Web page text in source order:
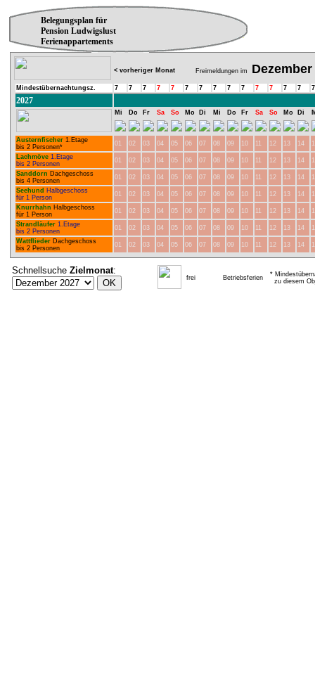
Belegungsplan für
Pension Ludwigslust
Ferienappartements
< vorheriger Monat Freimeldungen im Dezember
Mindestübernachtungsz. 7 7 7 7 7 7 7 7 7 7 7 7 7 7 7
2027
Mi Do Fr Sa So Mo Di Mi Do Fr Sa So Mo Di
Austernfischer 1.Etage
bis 2 Personen*
01 02 03 04 05 06 07 08 09 10 11 12 13 14
Lachmöve 1.Etage
bis 2 Personen
01 02 03 04 05 06 07 08 09 10 11 12 13 14
Sanddorn Dachgeschoss
bis 4 Personen
01 02 03 04 05 06 07 08 09 10 11 12 13 14
Seehund Halbgeschoss
für 1 Person
01 02 03 04 05 06 07 08 09 10 11 12 13 14
Knurrhahn Halbgeschoss
für 1 Person
01 02 03 04 05 06 07 08 09 10 11 12 13 14
Strandläufer 1.Etage
bis 2 Personen
01 02 03 04 05 06 07 08 09 10 11 12 13 14
Wattflieder Dachgeschoss
bis 2 Personen
01 02 03 04 05 06 07 08 09 10 11 12 13 14
Schnellsuche Zielmonat:
frei Betriebsferien
*
zu diesem